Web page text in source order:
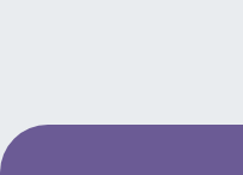
www.hiltonbetx.org/